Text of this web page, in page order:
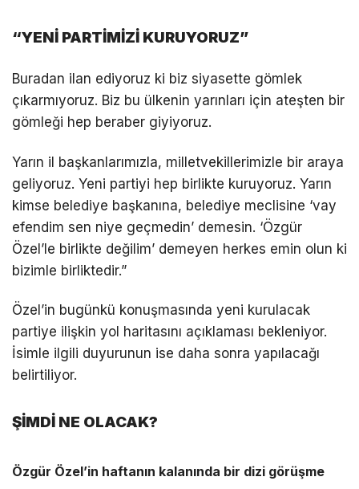
“YENİ PARTİMİZİ KURUYORUZ”
Buradan ilan ediyoruz ki biz siyasette gömlek
çıkarmıyoruz. Biz bu ülkenin yarınları için ateşten bir
gömleği hep beraber giyiyoruz.
Yarın il başkanlarımızla, milletvekillerimizle bir araya
geliyoruz. Yeni partiyi hep birlikte kuruyoruz. Yarın
kimse belediye başkanına, belediye meclisine ‘vay
efendim sen niye geçmedin’ demesin. ‘Özgür
Özel’le birlikte değilim’ demeyen herkes emin olun ki
bizimle birliktedir.”
Özel’in bugünkü konuşmasında yeni kurulacak
partiye ilişkin yol haritasını açıklaması bekleniyor.
İsimle ilgili duyurunun ise daha sonra yapılacağı
belirtiliyor.
ŞİMDİ NE OLACAK?
Özgür Özel’in haftanın kalanında bir dizi görüşme